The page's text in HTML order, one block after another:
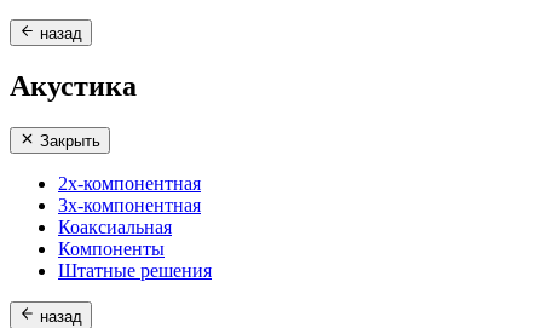
назад
Акустика
Закрыть
2х-компонентная
3х-компонентная
Коаксиальная
Компоненты
Штатные решения
назад